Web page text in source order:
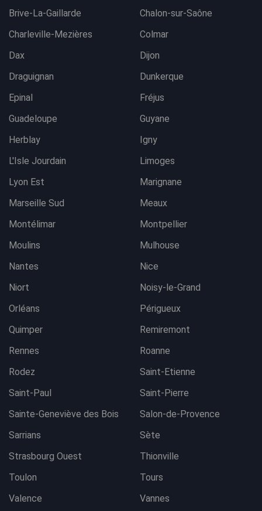
Brive-La-Gaillarde
Chalon-sur-Saône
Charleville-Mezières
Colmar
Dax
Dijon
Draguignan
Dunkerque
Epinal
Fréjus
Guadeloupe
Guyane
Herblay
Igny
L'Isle Jourdain
Limoges
Lyon Est
Marignane
Marseille Sud
Meaux
Montélimar
Montpellier
Moulins
Mulhouse
Nantes
Nice
Niort
Noisy-le-Grand
Orléans
Périgueux
Quimper
Remiremont
Rennes
Roanne
Rodez
Saint-Etienne
Saint-Paul
Saint-Pierre
Sainte-Geneviève des Bois
Salon-de-Provence
Sarrians
Sète
Strasbourg Ouest
Thionville
Toulon
Tours
Valence
Vannes